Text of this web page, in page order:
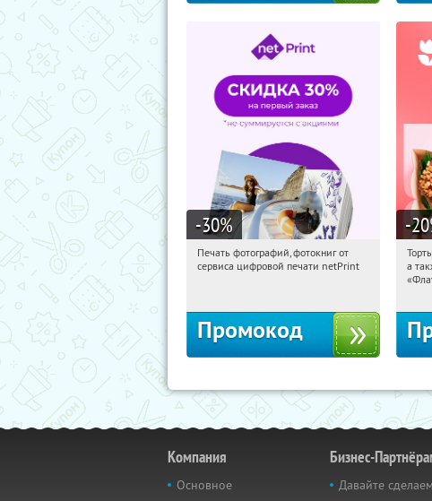
-30%
10:52:01 Получили:
Печать фотографий, фотокниг от
сервиса цифровой печати netPrint
Промокод
-20
а
Компания
Основное
Бизнес-
Давайте